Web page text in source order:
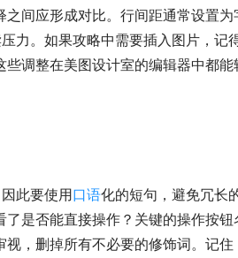
间应形成对比。行间距通常设置为
力。如果攻略中需要插入图片，记
调整在美图设计室的编辑器中都能
此要使用 口语化的短句，避免冗长
是否能直接操作？关键的操作按钮
，删掉所有不必要的修饰词。记住